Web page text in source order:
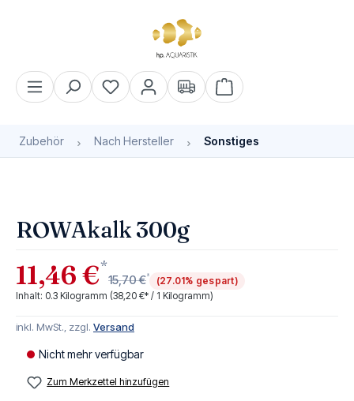
Warenkorb enthält 0
Zubehör Nach Hersteller Sonstiges
ROWAkalk 300g
11,46 €*
15,70 €*
(27.01% gespart)
Inhalt: 0.3 Kilogramm (38,20 €* / 1 Kilogramm)
inkl. MwSt., zzgl. Versand
Nicht mehr verfügbar
Zum Merkzettel hinzufügen